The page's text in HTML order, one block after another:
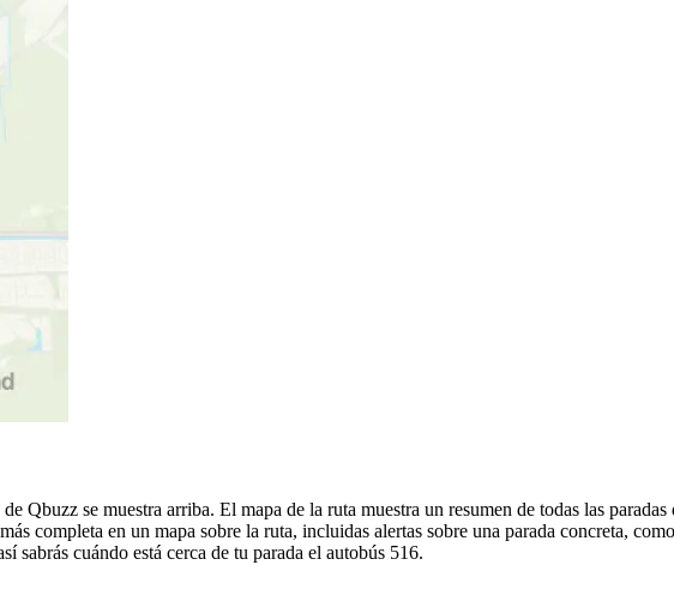
Qbuzz se muestra arriba. El mapa de la ruta muestra un resumen de todas las
completa en un mapa sobre la ruta, incluidas alertas sobre una parada concreta,
sabrás cuándo está cerca de tu parada el autobús 516.